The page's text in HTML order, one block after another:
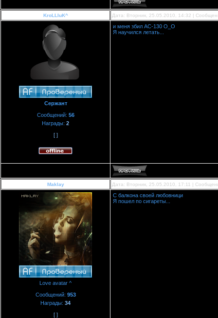
KroLLIuK^ Дата: Вторник, 25.05.2010, 14:32 |
Сержант
Сообщений: 56
Награды: 2
[ ]
и меня збил АС-130 О_О
Я научился летать...
Maklay Дата: Вторник, 25.05.2010, 17:11 |
Love avatar ^
Сообщений: 953
Награды: 34
[ ]
С балкона своей любовници
Я пошел по сигареты...